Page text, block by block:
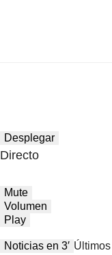
Desplegar
Directo
Mute
Volumen
Play
Noticias en 3′